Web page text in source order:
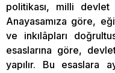
politikası, milli devlet
Anayasamıza göre,
ve inkılâpları
esaslarına göre,
yapılır. Bu esaslara